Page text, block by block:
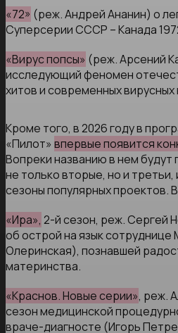
«72» (реж. Андрей Ананин) о
Суперсерии СССР – Канада
«Вирус попсы» (реж. Арсений
исследующий феномен
хитов и современных
Кроме того, в 2026 году в
«Пилот» впервые появится
Вопреки названию в нем будут
не только вторые, но и
сезоны популярных проектов.
«Ира», 2-й сезон, реж. Сергей
об острой на язык
Олеринская), познавшей
материнства.
«Краснов. Новые серии», реж.
сезон медицинской
враче-диагносте (Игорь